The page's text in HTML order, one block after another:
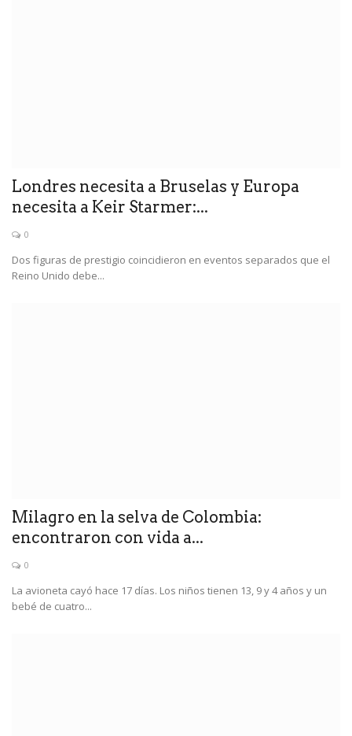
Londres necesita a Bruselas y Europa
necesita a Keir Starmer:...
0
Dos figuras de prestigio coincidieron en eventos separados que el
Reino Unido debe...
Milagro en la selva de Colombia:
encontraron con vida a...
0
La avioneta cayó hace 17 días. Los niños tienen 13, 9 y 4 años y un
bebé de cuatro...